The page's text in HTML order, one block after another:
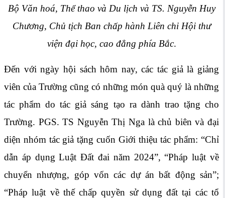
Bộ Văn hoá, Thể thao và Du lịch và TS. Nguyễn Huy
Chương, Chủ tịch Ban chấp hành Liên chi Hội thư
viện đại học, cao đẳng phía Bắc.
Đến với ngày hội sách hôm nay, các tác giả là giảng
viên của Trường cũng có những món quà quý là những
tác phẩm do tác giả sáng tạo ra dành trao tặng cho
Trường. PGS. TS Nguyễn Thị Nga là chủ biên và đại
diện nhóm tác giả tặng cuốn Giới thiệu tác phẩm: “Chỉ
dẫn áp dụng Luật Đất đai năm 2024”, “Pháp luật về
chuyển nhượng, góp vốn các dự án bất động sản”;
“Pháp luật về thế chấp quyền sử dụng đất tại các tổ